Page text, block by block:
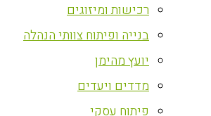
רכישות ומיזוגים
בנייה ופיתוח צוותי הנהלה
יועץ מהימן
מדדים ויעדים
פיתוח עסקי